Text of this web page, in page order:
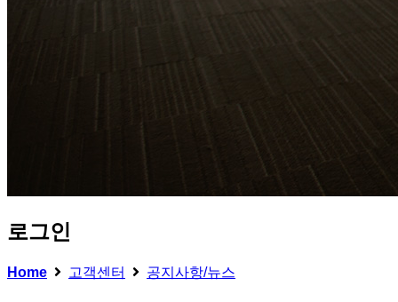
로그인
Home 고객센터 공지사항/뉴스